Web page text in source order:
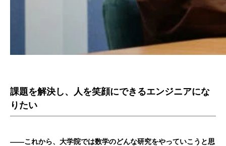
課題を解決し、人を笑顔にできるエンジニアにな
りたい
――これから、大学院では数学のどんな研究をやっていこうと思